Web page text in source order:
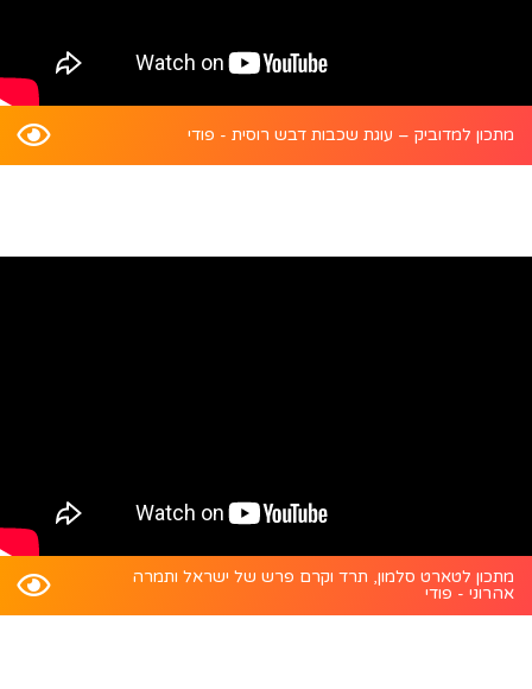
מתכון למדוביק – עוגת שכבות דבש רוסית - פודי
מתכון לטארט סלמון, תרד וקרם פרש של ישראל ותמרה
אהרוני - פודי